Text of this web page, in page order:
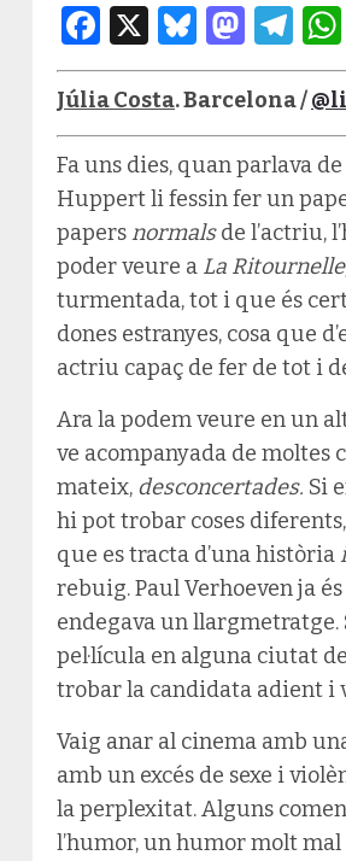
Facebook
X Bluesky
Júlia Costa. Barcelona /
Fa uns dies, quan parlava de
Huppert li fessin fer un
papersnormals de l’actriu,
poder veure a La
turmentada, tot i que és
dones estranyes, cosa que
actriu capaç de fer de tot i
Ara la podem veure en un
ve acompanyada de
mateix, desconcertades. Si
hi pot trobar coses diferents,
que es tracta d’una història
rebuig. Paul Verhoeven ja
endegava un
pel·lícula en alguna ciutat
trobar la candidata adient i
Vaig anar al cinema amb
amb un excés de sexe i
la perplexitat. Alguns
l’humor, un humor molt